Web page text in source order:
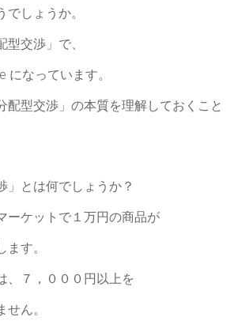
でしょうか。
交渉」で、
になっています。
配型交渉」の本質を理解しておくこと
」とは何でしょうか？
ーケットで１万円の商品が
す。
、７，０００円以上を
ん。